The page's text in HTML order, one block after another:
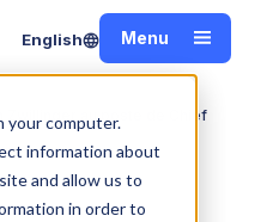
your computer.
information about
and allow us to
in order to
English
Menu
Fermer
Zwillinger au poste de Chief